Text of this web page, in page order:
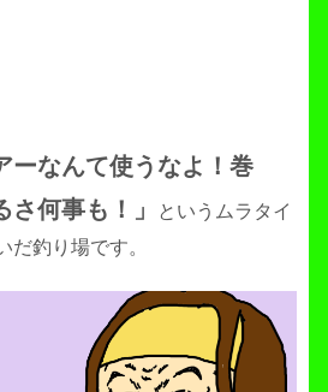
ーなんて使うなよ！巻
何事も！」
というムラタイ
だ釣り場です。